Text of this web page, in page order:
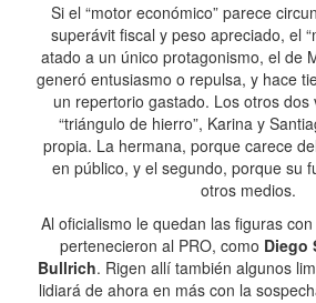
Si el “motor económico” parece
superávit fiscal y peso apreciado, el
atado a un único protagonismo, el de
generó entusiasmo o repulsa, y hace
un repertorio gastado. Los otros dos
“triángulo de hierro”, Karina y
propia. La hermana, porque carece
en público, y el segundo, porque su
otros medios.
Al oficialismo le quedan las figuras
pertenecieron al PRO, como Diego
Bullrich. Rigen allí también algunos
lidiará de ahora en más con la